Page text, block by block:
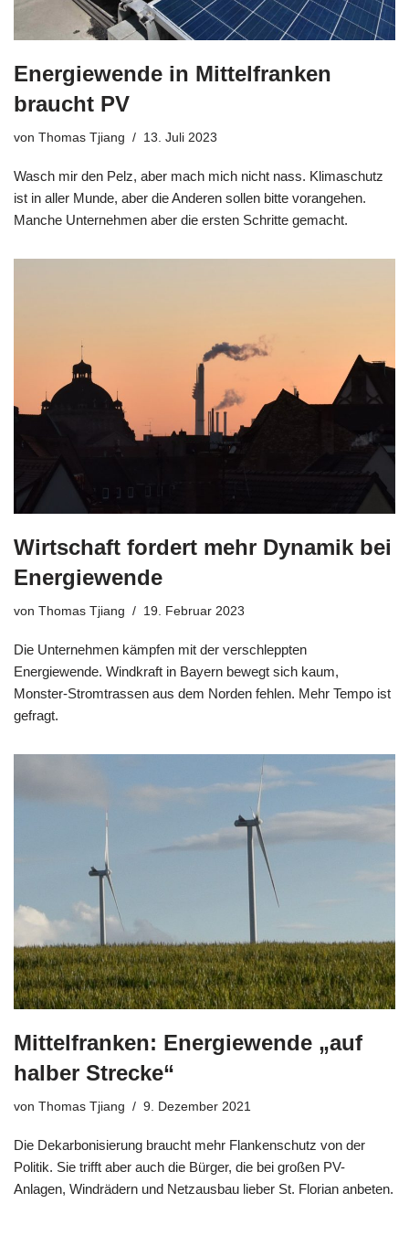
Energiewende in Mittelfranken
braucht PV
von Thomas Tjiang 13. Juli 2023
Wasch mir den Pelz, aber mach mich nicht nass. Klimaschutz
ist in aller Munde, aber die Anderen sollen bitte vorangehen.
Manche Unternehmen aber die ersten Schritte gemacht.
Wirtschaft fordert mehr Dynamik bei
Energiewende
von Thomas Tjiang 19. Februar 2023
Die Unternehmen kämpfen mit der verschleppten
Energiewende. Windkraft in Bayern bewegt sich kaum,
Monster-Stromtrassen aus dem Norden fehlen. Mehr Tempo ist
gefragt.
Mittelfranken: Energiewende „auf
halber Strecke“
von Thomas Tjiang 9. Dezember 2021
Die Dekarbonisierung braucht mehr Flankenschutz von der
Politik. Sie trifft aber auch die Bürger, die bei großen PV-
Anlagen, Windrädern und Netzausbau lieber St. Florian anbeten.